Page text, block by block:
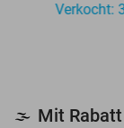
Verkocht:
🌫️ Mit